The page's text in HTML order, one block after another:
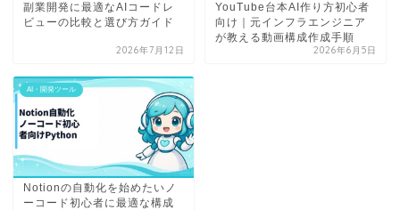
副業開発に最適なAIコードレ
ビューの比較と選び方ガイド
2026年7月12日
YouTube台本AI作り方初心者
向け｜元インフラエンジニア
が教える動画構成作成手順
2026年6月5日
AI・開発ツール
Notionの自動化を始めたいノ
ーコード初心者に最適な構成